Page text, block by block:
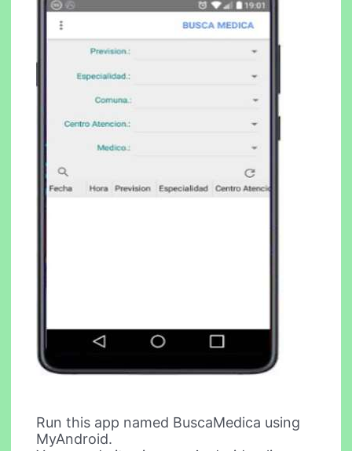
Run this app named BuscaMedica using
MyAndroid.